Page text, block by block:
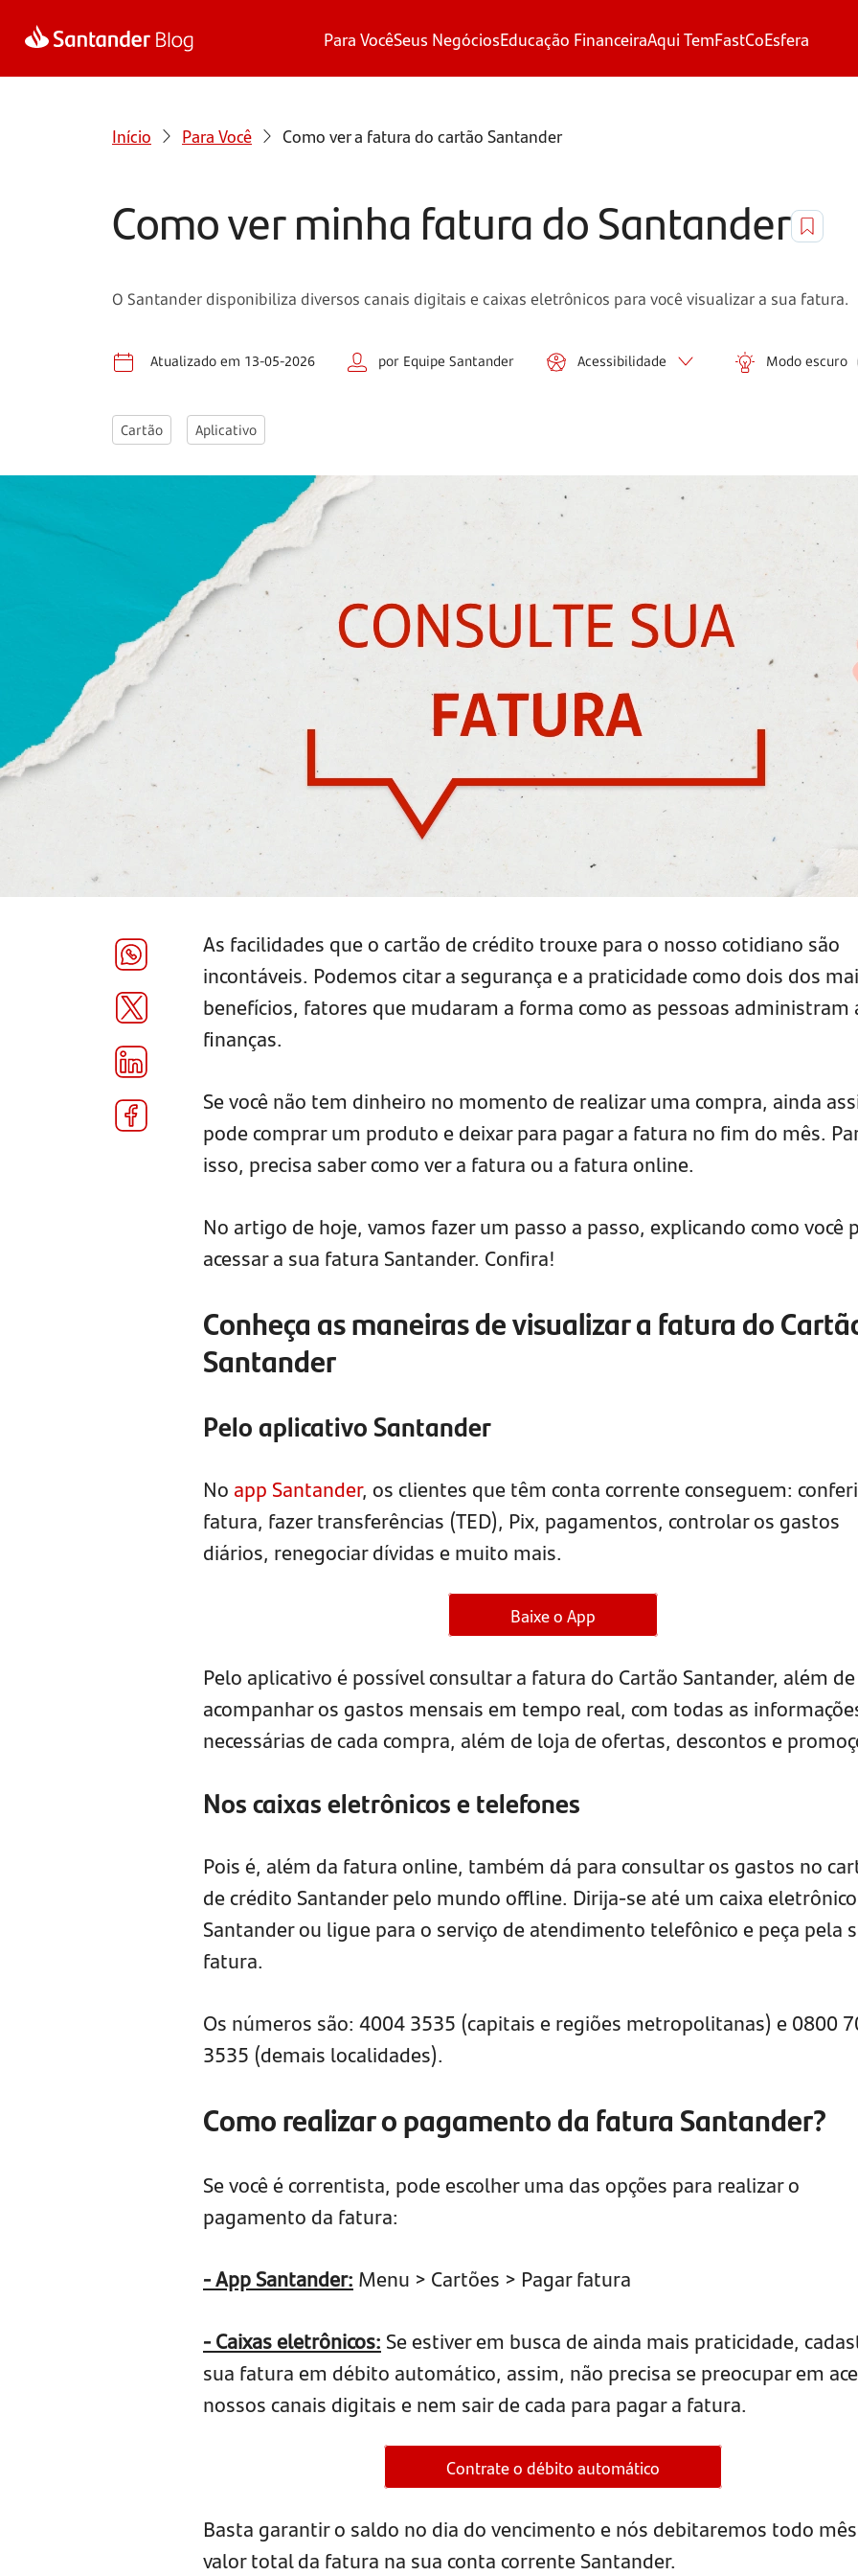
Para VocêSeus NegóciosEducação FinanceiraAqui TemFastCoEsfera
Início Para Você Como ver a fatura do cartão Santander
Como ver minha fatura do Santander
O Santander disponibiliza diversos canais digitais e caixas eletrônicos para você visualizar a sua fatura.
Atualizado em 13-05-2026 por Equipe Santander Acessibilidade Modo escuro
Cartão Aplicativo
As facilidades que o cartão de crédito trouxe para o nosso cotidiano são
incontáveis. Podemos citar a segurança e a praticidade como dois dos
benefícios, fatores que mudaram a forma como as pessoas administram
finanças.
Se você não tem dinheiro no momento de realizar uma compra, ainda
pode comprar um produto e deixar para pagar a fatura no fim do mês.
isso, precisa saber como ver a fatura ou a fatura online.
No artigo de hoje, vamos fazer um passo a passo, explicando como você
acessar a sua fatura Santander. Confira!
Conheça as maneiras de visualizar a fatura do
Santander
Pelo aplicativo Santander
No app Santander, os clientes que têm conta corrente conseguem:
fatura, fazer transferências (TED), Pix, pagamentos, controlar os gastos
diários, renegociar dívidas e muito mais.
Baixe o App
Pelo aplicativo é possível consultar a fatura do Cartão Santander, além de
acompanhar os gastos mensais em tempo real, com todas as
necessárias de cada compra, além de loja de ofertas, descontos e
Nos caixas eletrônicos e telefones
Pois é, além da fatura online, também dá para consultar os gastos no
de crédito Santander pelo mundo offline. Dirija-se até um caixa
Santander ou ligue para o serviço de atendimento telefônico e peça pela
fatura.
Os números são: 4004 3535 (capitais e regiões metropolitanas) e 0800
3535 (demais localidades).
Como realizar o pagamento da fatura Santander?
Se você é correntista, pode escolher uma das opções para realizar o
pagamento da fatura:
- App Santander: Menu > Cartões > Pagar fatura
- Caixas eletrônicos: Se estiver em busca de ainda mais praticidade,
sua fatura em débito automático, assim, não precisa se preocupar em
nossos canais digitais e nem sair de cada para pagar a fatura.
Contrate o débito automático
Basta garantir o saldo no dia do vencimento e nós debitaremos todo
valor total da fatura na sua conta corrente Santander.